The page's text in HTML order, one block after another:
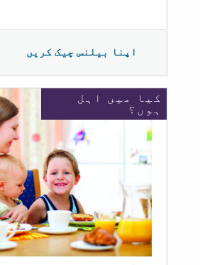
اپنا بیلنس چیک کریں
کیا میں اہل
ہوں؟